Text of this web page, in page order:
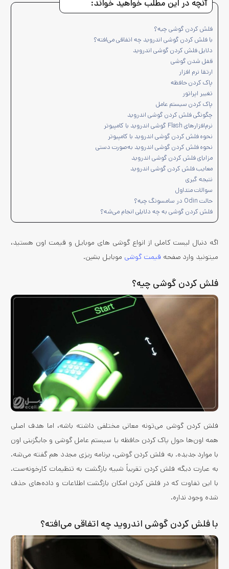
آنچه در این مطلب خواهید خواند:
فلش کردن گوشی چیه؟
با فلش کردن گوشی اندروید چه اتفاقی می‌افته؟
دلایل فلش کردن گوشی اندروید
قفل شدن گوشی
ارتقا نرم افزار
پاک کردن حافظه
تغییر اپراتور
پاک کردن سیستم عامل
چگونگی فلش کردن گوشی اندروید
نرم‌افزارهای Flash گوشی اندروید با کامپیوتر
نحوه فلش کردن گوشی اندروید با کامپیوتر
نحوه فلش کردن گوشی اندروید به‌صورت دستی
مزایای فلش کردن گوشی اندروید
معایب فلش کردن گوشی اندروید
نتیجه گیری
سوالات متداول
حالت Odin در سامسونگ چیه؟
فلش کردن گوشی به چه دلایلی انجام می‌شه؟
اگه دنبال لیست کاملی از انواع گوشی های موبایل و قیمت اون هستید،
میتونید وارد صفحه قیمت گوشی موبایل بشین.
فلش کردن گوشی چیه؟
فلش کردن گوشی می‌تونه معانی مختلفی داشته باشه، اما هدف اصلی
همه اون‌ها حول پاک کردن حافظه یا سیستم عامل گوشی و جایگزینی اون
با موارد جدیده. به فلش کردن گوشی، برنامه ریزی مجدد هم گفته می‌شه.
به‌ عبارت دیگه فلش کردن تقریباً شبیه بازگشت به تنظیمات کارخونه‌ست.
با این تفاوت که در فلش کردن امکان بازگشت اطلاعات و داده‌های حذف
شده وجود نداره.
با فلش کردن گوشی اندروید چه اتفاقی می‌افته؟